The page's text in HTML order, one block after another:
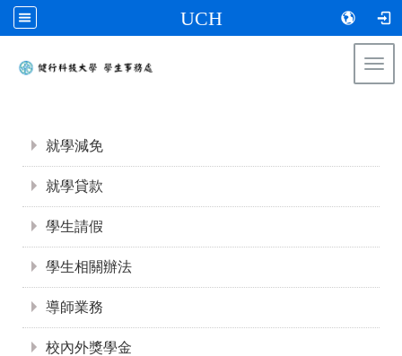
UCH
就學減免
就學貸款
學生請假
學生相關辦法
導師業務
校內外獎學金